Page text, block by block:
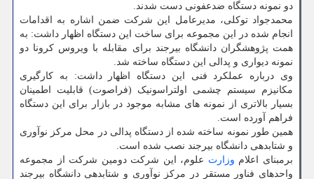
دو نمونه دستگاه ضدعفونی دست شدند.
محمدجواد توکلی، مدیرعامل این شرکت ضمن اشاره به اقدامات
انجام شده در این مجموعه برای ساخت این دستگاه اظهار داشت: به
همت پژوهشگران دانشگاه بیرجند برای مقابله با ویروس کرونا دو
نمونه دیواری و پدالی این دستگاه ساخته شد.
وی درباره عملکرد فنی این دستگاه اظهار داشت: به کارگیری
مکانیزم سیستم چشمی اولتراسونیک (فراصوت) قابلیت اطمینان
بسیار بالاتری از نمونه های مشابه موجود در بازار برای این دستگاه
فراهم آورده است.
همین طور نمونه ساخته شده از دستگاه پدالی در محل مرکز نوآوری
و شتابدهی دانشگاه بیرجند نصب شده است.
برمبنای اعلام وزارت علوم، این شرکت دومین شرکت از مجموعه
واحدهای فناور مستقر در مرکز نوآوری و شتابدهی دانشگاه بیرجند